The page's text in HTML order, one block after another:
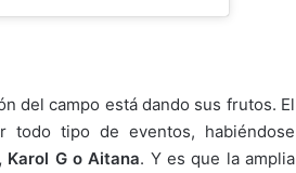
del campo está dando sus frutos. El
tipo de eventos, habiéndose
G o Aitana. Y es que la amplia